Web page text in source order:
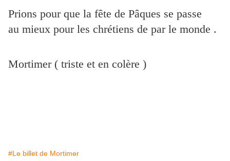
Prions pour que la fête de Pâques se passe
au mieux pour les chrétiens de par le monde .
Mortimer ( triste et en colère )
#Le billet de Mortimer